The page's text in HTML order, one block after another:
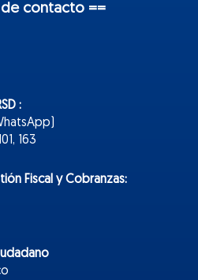
de contacto ==
:
163
Fiscal y Cobranzas: